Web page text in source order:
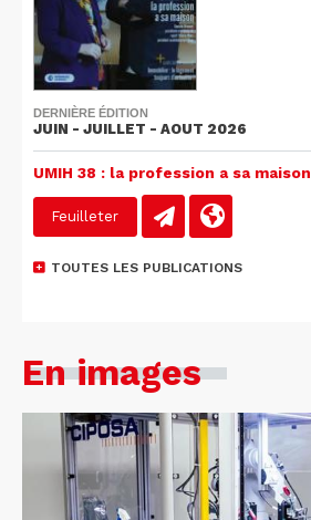
DERNIÈRE ÉDITION
JUIN - JUILLET - AOUT 2026
UMIH 38 : la profession a sa maison
Feuilleter
TOUTES LES PUBLICATIONS
En images